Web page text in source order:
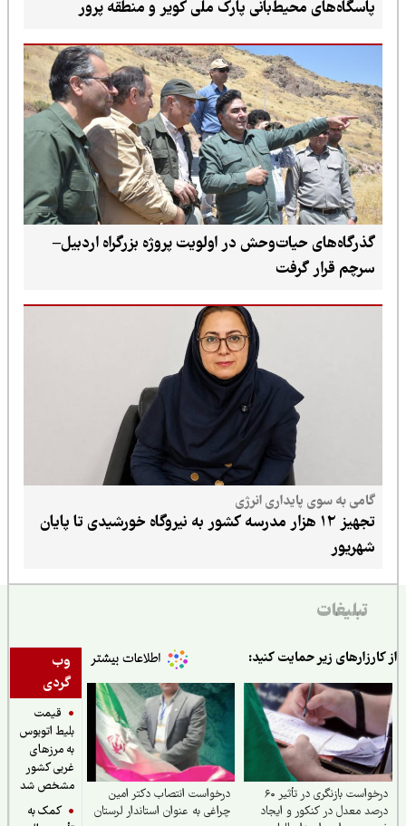
پاسگاه‌های محیط‌بانی پارک ملی کویر و منطقه پرور
گذرگاه‌های حیات‌وحش در اولویت پروژه بزرگراه اردبیل–
سرچم قرار گرفت
گامی به سوی پایداری انرژی
تجهیز ۱۲ هزار مدرسه کشور به نیروگاه خورشیدی تا پایان
شهریور
تبلیغات
وب
گردی
قیمت
بلیط اتوبوس
به مرزهای
غربی کشور
مشخص شد
کمک به
زیر حمایت کنید:
درخواست بازنگری در تأثیر ۶۰
معدل در کنکور و ایجاد
درخواست انتصاب دکتر امین
چراغی به عنوان استاندار لرستان